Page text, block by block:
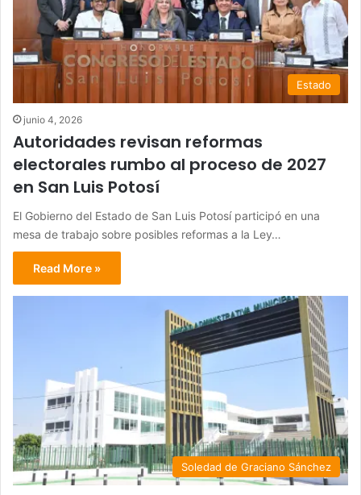
Estado
junio 4, 2026
Autoridades revisan reformas
electorales rumbo al proceso de 2027
en San Luis Potosí
El Gobierno del Estado de San Luis Potosí participó en una
mesa de trabajo sobre posibles reformas a la Ley…
Read More »
Soledad de Graciano Sánchez